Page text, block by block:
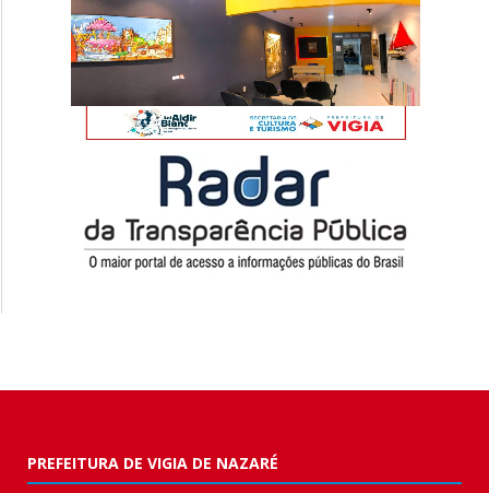
PREFEITURA DE VIGIA DE NAZARÉ